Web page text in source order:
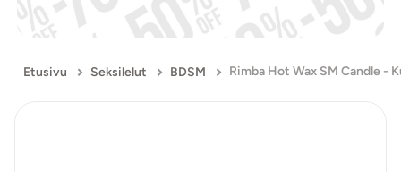
Etusivu Seksilelut BDSM